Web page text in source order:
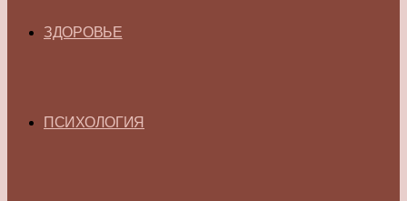
ЗДОРОВЬЕ
ПСИХОЛОГИЯ